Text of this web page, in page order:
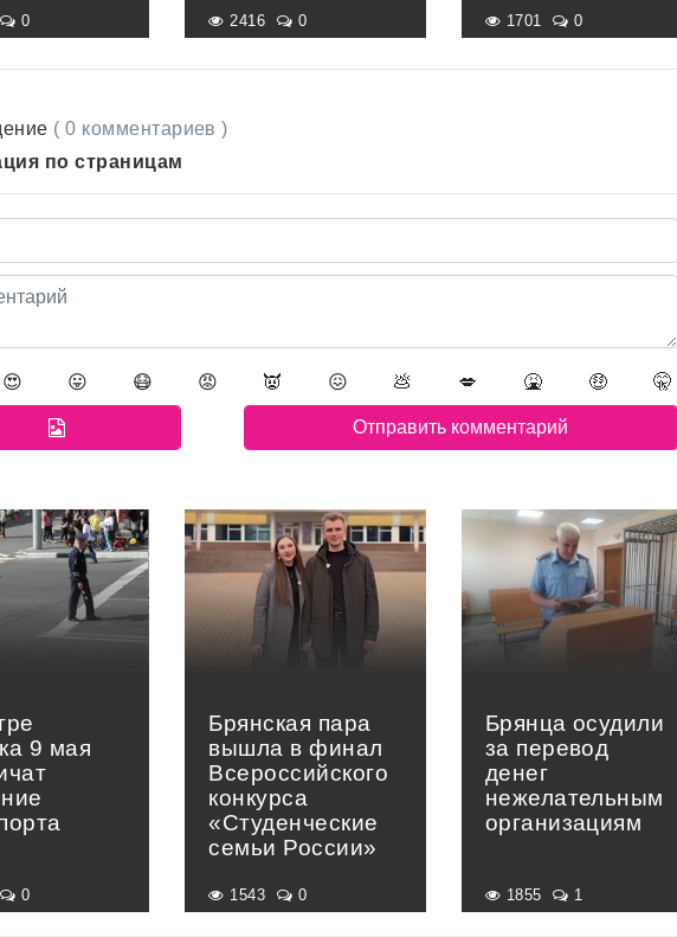
0 2416 0 1701 0
( 0 комментариев )
по страницам
😍 😛 😷 😡 👿 😖 💩 💋 🤮 🤑 🤫
9 мая
0
Брянская пара
вышла в финал
Всероссийского
конкурса
«Студенческие
семьи России»
1543 0
Брянца осудили
за перевод
денег
нежелательным
организациям
1855 1